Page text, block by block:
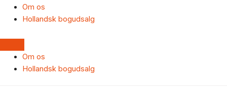
Om os
Hollandsk bogudsalg
Om os
Hollandsk bogudsalg